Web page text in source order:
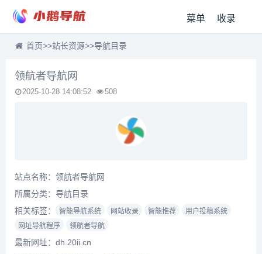
菜单 收录
首页>>站长资源>>导航目录
领航者导航网
2025-10-28 14:08:52 508
站点名称：领航者导航网
所属分类： 导航目录
相关标签：
智能导航系统 网站收录 智能推荐
用户投稿系统
网址导航程序
领航者导航
最新网址：dh.20ii.cn